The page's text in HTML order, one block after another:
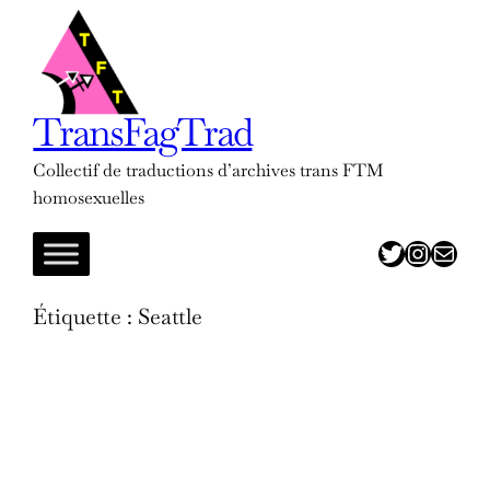
contenu
TransFagTrad
Collectif de traductions d’archives trans FTM
homosexuelles
twitter
insta
adresse mail
Étiquette : Seattle